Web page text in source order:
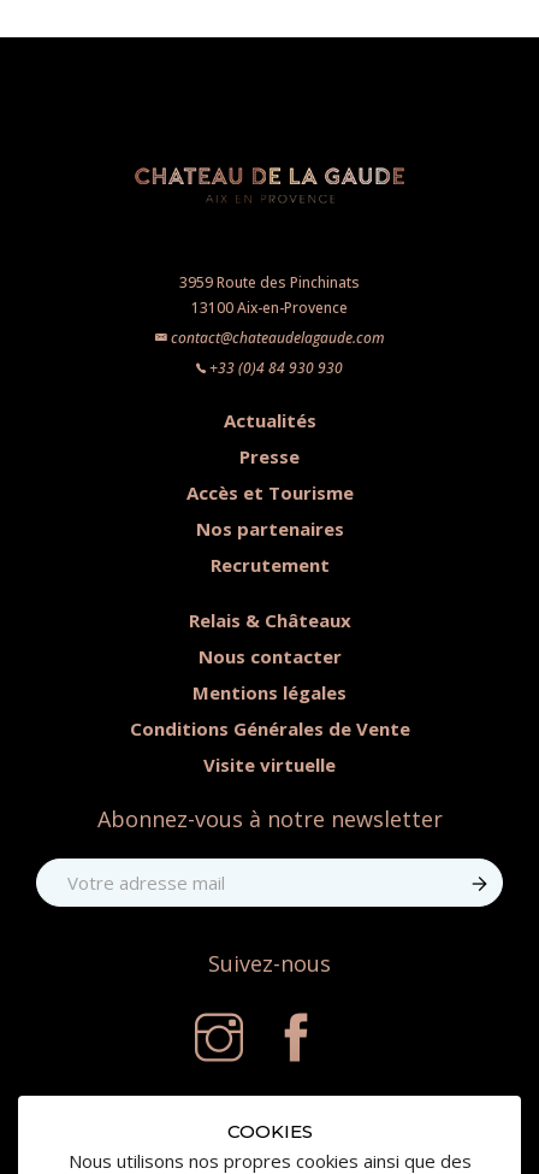
COOKIES
Nous utilisons nos propres cookies ainsi que des
3959 Route des Pinchinats
13100 Aix-en-Provence
contact@chateaudelagaude.com
+33 (0)4 84 930 930
Actualités
Presse
Accès et Tourisme
Nos partenaires
Recrutement
Relais & Châteaux
Nous contacter
Mentions légales
Conditions Générales de Vente
Visite virtuelle
Abonnez-vous à notre newsletter
Suivez-nous